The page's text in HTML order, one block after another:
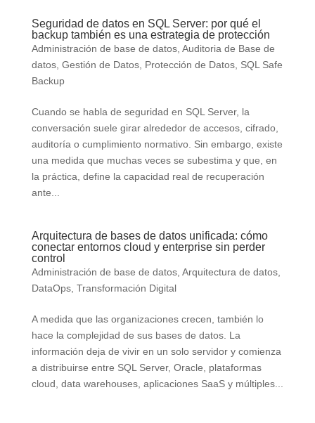
Seguridad de datos en SQL Server: por qué el
backup también es una estrategia de protección
Administración de base de datos, Auditoria de Base de
datos, Gestión de Datos, Protección de Datos, SQL Safe
Backup
Cuando se habla de seguridad en SQL Server, la
conversación suele girar alrededor de accesos, cifrado,
auditoría o cumplimiento normativo. Sin embargo, existe
una medida que muchas veces se subestima y que, en
la práctica, define la capacidad real de recuperación
ante...
Arquitectura de bases de datos unificada: cómo
conectar entornos cloud y enterprise sin perder
control
Administración de base de datos, Arquitectura de datos,
DataOps, Transformación Digital
A medida que las organizaciones crecen, también lo
hace la complejidad de sus bases de datos. La
información deja de vivir en un solo servidor y comienza
a distribuirse entre SQL Server, Oracle, plataformas
cloud, data warehouses, aplicaciones SaaS y múltiples...